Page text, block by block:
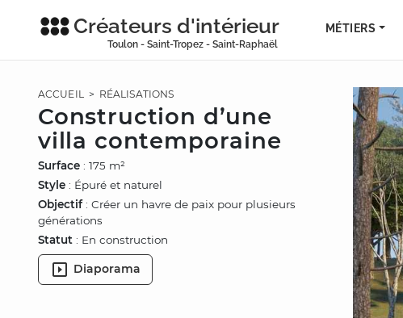
Créateurs d'intérieur
Toulon - Saint-Tropez - Saint-Raphaël
MÉTIERS
ACCUEIL> RÉALISATIONS
Construction d’une
villa contemporaine
Surface : 175 m²
Style : Épuré et naturel
Objectif: Créer un havre de paix pour plusieurs
générations
Statut : En construction
Diaporama